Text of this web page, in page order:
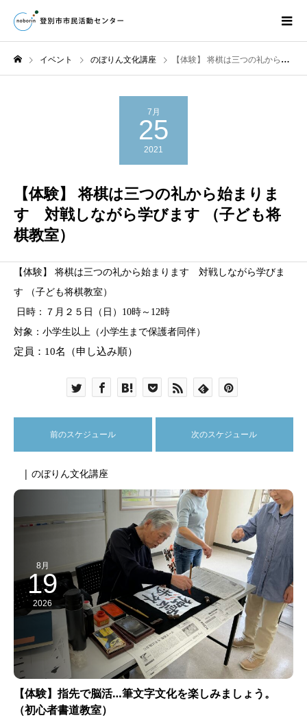
イベント のぼりん文化講座 【体験】 将棋は三つの礼から始まります 対戦しながら学びます （子ども将棋教室）
7月
25
2021
【体験】 将棋は三つの礼から始まりま
す 対戦しながら学びます （子ども将
棋教室）
【体験】
将棋は三つの礼から始まります 対戦しながら学びま
す
（子ども将棋教室）
日時：７月２５日（日） 10時～ 12時
対象：小学生以上（小学生まで保護者同伴）
定員： 10名（申し込み順）
前のスケジュール 次のスケジュール
| のぼりん文化講座
8月
19
2026
【体験】指先で脳活…筆文字文化を楽しみましょう。
（初心者書道教室）